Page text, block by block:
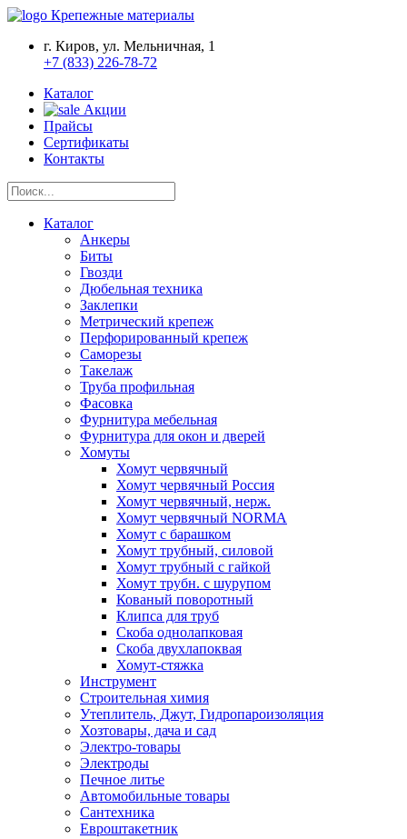
Крепежные материалы
г. Киров, ул. Мельничная, 1
+7 (833) 226-78-72
Каталог
Акции
Прайсы
Сертификаты
Контакты
Каталог
Анкеры
Биты
Гвозди
Дюбельная техника
Заклепки
Метрический крепеж
Перфорированный крепеж
Саморезы
Такелаж
Труба профильная
Фасовка
Фурнитура мебельная
Фурнитура для окон и дверей
Хомуты
Хомут червячный
Хомут червячный Россия
Хомут червячный, нерж.
Хомут червячный NORMA
Хомут с барашком
Хомут трубный, силовой
Хомут трубный с гайкой
Хомут трубн. с шурупом
Кованый поворотный
Клипса для труб
Скоба однолапковая
Скоба двухлапоквая
Хомут-стяжка
Инструмент
Строительная химия
Утеплитель, Джут, Гидропароизоляция
Хозтовары, дача и сад
Электро-товары
Электроды
Печное литье
Автомобильные товары
Сантехника
Евроштакетник